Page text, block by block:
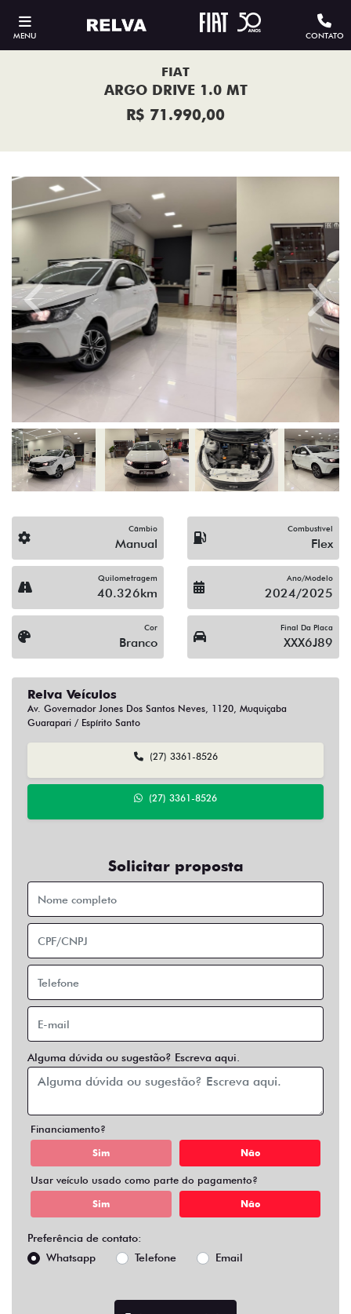
MENU CONTATO
FIAT
ARGO DRIVE 1.0 MT
R$ 71.990,00
Previous Next
Câmbio
Manual
Combustível
Flex
Quilometragem
40.326km
Ano/Modelo
2024/2025
Cor
Branco
Final Da Placa
XXX6J89
Relva Veículos
Av. Governador Jones Dos Santos Neves, 1120, Muquiçaba
Guarapari / Espírito Santo
(27) 3361-8526
(27) 3361-8526
Solicitar proposta
Alguma dúvida ou sugestão? Escreva aqui.
Financiamento?
Sim Não
Usar veículo usado como parte do pagamento?
Sim Não
Preferência de contato:
Whatsapp
Telefone Email